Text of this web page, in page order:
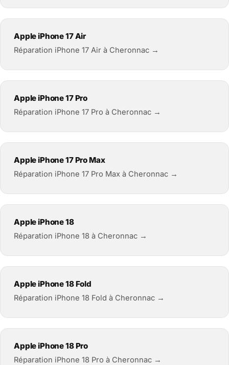
Apple iPhone 17 Air
Réparation iPhone 17 Air à Cheronnac →
Apple iPhone 17 Pro
Réparation iPhone 17 Pro à Cheronnac →
Apple iPhone 17 Pro Max
Réparation iPhone 17 Pro Max à Cheronnac →
Apple iPhone 18
Réparation iPhone 18 à Cheronnac →
Apple iPhone 18 Fold
Réparation iPhone 18 Fold à Cheronnac →
Apple iPhone 18 Pro
Réparation iPhone 18 Pro à Cheronnac →